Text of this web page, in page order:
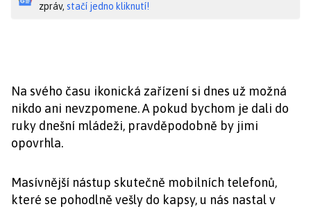
zpráv, stačí jedno kliknutí!
Na svého času ikonická zařízení si dnes už možná
nikdo ani nevzpomene. A pokud bychom je dali do
ruky dnešní mládeži, pravděpodobně by jimi
opovrhla.
Masívnější nástup skutečně mobilních telefonů,
které se pohodlně vešly do kapsy, u nás nastal v